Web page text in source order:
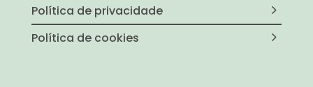
Política de privacidade
Política de cookies